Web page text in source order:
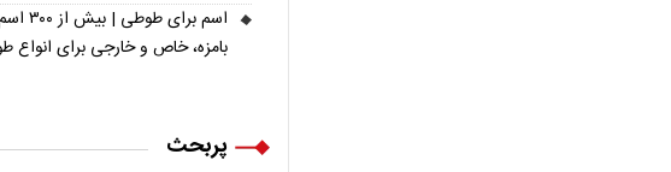
اسم برای
بامزه، خاص و خارجی برای انواع
پربحث